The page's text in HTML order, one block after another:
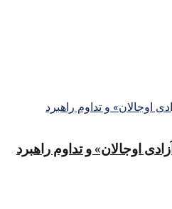
اوجالان» و تداوم راهبرد